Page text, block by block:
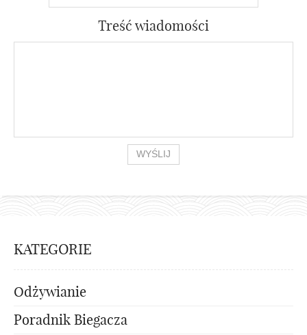
Treść wiadomości
KATEGORIE
Odżywianie
Poradnik Biegacza